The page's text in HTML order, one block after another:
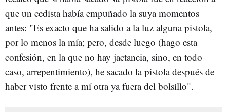
que un cedista había empuñado la suya momentos
antes: "Es exacto que ha salido a la luz alguna pistola,
por lo menos la mía; pero, desde luego (hago esta
confesión, en la que no hay jactancia, sino, en todo
caso, arrepentimiento), he sacado la pistola después de
haber visto frente a mí otra ya fuera del bolsillo".